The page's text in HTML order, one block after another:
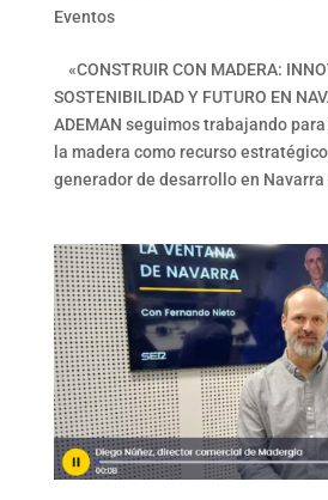
Eventos
«CONSTRUIR CON MADERA:
SOSTENIBILIDAD Y FUTURO EN
ADEMAN seguimos trabajando
la madera como recurso
generador de desarrollo en